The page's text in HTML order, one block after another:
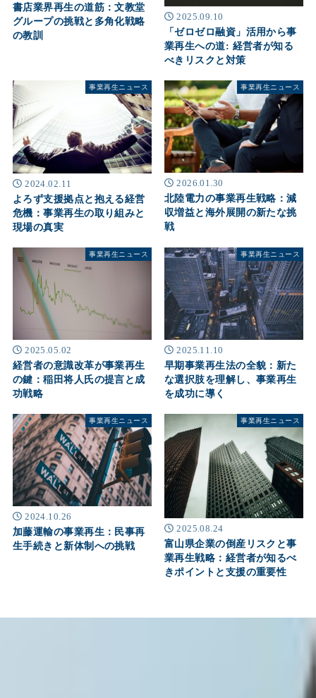
書店業界再生の道筋：文教堂
グループの挑戦と多角化戦略
の教訓
2025.09.10
「ゼロゼロ融資」活用から事
業再生への道: 経営者が知る
べきリスクと対策
事業再生ニュース
2024.02.11
よろず支援拠点と抱える経営
危機：事業再生の取り組みと
現場の真実
事業再生ニュース
2026.01.30
北陸電力の事業再生戦略：減
収増益と海外展開の新たな挑
戦
事業再生ニュース
2025.05.02
経営者の意識改革が事業再生
の鍵：稲田将人氏の提言と成
功戦略
事業再生ニュース
2025.11.10
早期事業再生法の全貌：新た
な選択肢を理解し、事業再生
を成功に導く
事業再生ニュース
2024.10.26
加藤運輸の事業再生：民事再
生手続きと新体制への挑戦
事業再生ニュース
2025.08.24
富山県企業の倒産リスクと事
業再生戦略：経営者が知るべ
きポイントと支援の重要性